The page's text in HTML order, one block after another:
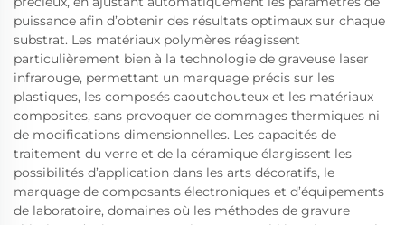
puissance afin d’obtenir des résultats optimaux sur chaque
substrat. Les matériaux polymères réagissent
particulièrement bien à la technologie de graveuse laser
infrarouge, permettant un marquage précis sur les
plastiques, les composés caoutchouteux et les matériaux
composites, sans provoquer de dommages thermiques ni
de modifications dimensionnelles. Les capacités de
traitement du verre et de la céramique élargissent les
possibilités d’application dans les arts décoratifs, le
marquage de composants électroniques et d’équipements
de laboratoire, domaines où les méthodes de gravure